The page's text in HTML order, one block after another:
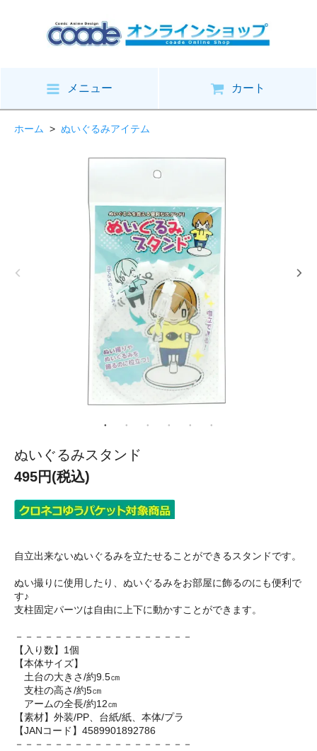
メニュー カート
ホーム > ぬいぐるみアイテム
ぬいぐるみスタンド
495円(税込)
自立出来ないぬいぐるみを立たせることができるスタンドです。
ぬい撮りに使用したり、ぬいぐるみをお部屋に飾るのにも便利で
す♪
支柱固定パーツは自由に上下に動かすことができます。
－－－－－－－－－－－－－－－－－－
【入り数】1個
【本体サイズ】
土台の大きさ/約9.5㎝
支柱の高さ/約5㎝
アームの全長/約12㎝
【素材】外装/PP、台紙/紙、本体/プラ
【JANコード】4589901892786
－－－－－－－－－－－－－－－－－－